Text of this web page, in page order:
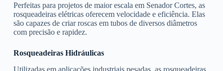
Perfeitas para projetos de maior escala em Senador Cortes, as
rosqueadeiras elétricas oferecem velocidade e eficiência. Elas
são capazes de criar roscas em tubos de diversos diâmetros
com precisão e rapidez.
Rosqueadeiras Hidráulicas
Utilizadas em aplicações industriais pesadas, as rosqueadeiras